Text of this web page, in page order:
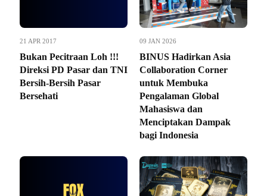
21 APR 2017
Bukan Pecitraan Loh !!!
Direksi PD Pasar dan TNI
Bersih-Bersih Pasar
Bersehati
09 JAN 2026
BINUS Hadirkan Asia
Collaboration Corner
untuk Membuka
Pengalaman Global
Mahasiswa dan
Menciptakan Dampak
bagi Indonesia